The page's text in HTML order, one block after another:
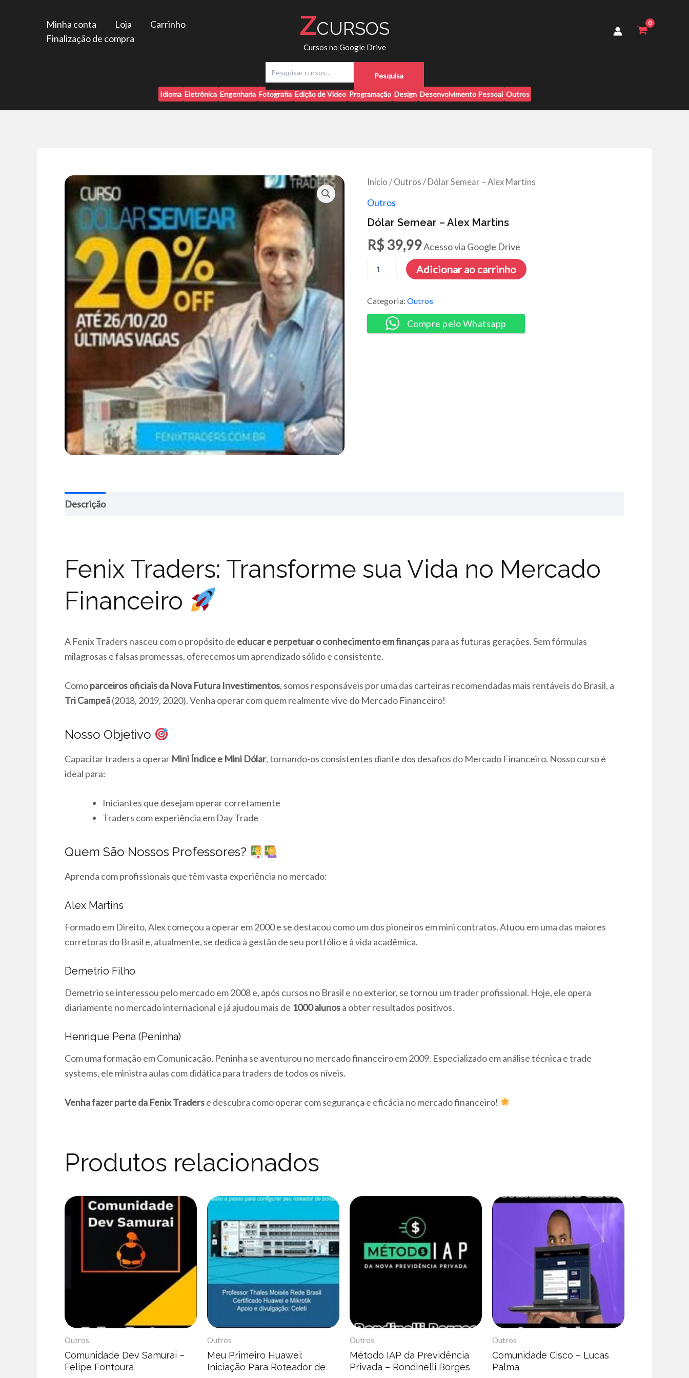
Minha conta Loja
Carrinho
Finalização de compra
ZCURSOS
Cursos no Google Drive
q
Pesquisa
Idioma Eletrônica Engenharia Fotografia Edição de Vídeo Programação Design Desenvolvimento Pessoal Outros
Início / Outros / Dólar Semear – Alex Martins
Outros
Dólar Semear – Alex Martins
R$39,99Acesso via Google Drive
Semear
Martins
quantidade
Adicionar ao carrinho
Categoria: Outros
Compre pelo Whatsapp
Descrição
Fenix Traders: Transforme sua Vida no Mercado
Financeiro
A Fenix Traders nasceu com o propósito de educar e perpetuar o conhecimento em finançaspara as futuras gerações. Sem fórmulas
milagrosas e falsas promessas, oferecemos um aprendizado sólido e consistente.
Comoparceiros oficiais da Nova Futura Investimentos, somos responsáveis por uma das carteiras recomendadas mais rentáveis do Brasil, a
Tri Campeã(2018, 2019, 2020). Venha operar com quem realmente vive do Mercado Financeiro!
Nosso Objetivo
Capacitar traders a operar Mini Índice e Mini Dólar, tornando-os consistentes diante dos desafios do Mercado Financeiro. Nosso curso é
ideal para:
Iniciantes que desejam operar corretamente
Traders com experiência em Day Trade
Quem São Nossos Professores?
Aprenda com profissionais que têm vasta experiência no mercado:
Alex Martins
Formado em Direito, Alex começou a operar em 2000 e se destacou como um dos pioneiros em mini contratos. Atuou em uma das maiores
corretoras do Brasil e, atualmente, se dedica à gestão de seu portfólio e à vida acadêmica.
Demetrio Filho
Demetrio se interessou pelo mercado em 2008 e, após cursos no Brasil e no exterior, se tornou um trader profissional. Hoje, ele opera
diariamente no mercado internacional e já ajudou mais de 1000 alunosa obter resultados positivos.
Henrique Pena (Peninha)
Com uma formação em Comunicação, Peninha se aventurou no mercado financeiro em 2009. Especializado em análise técnica e trade
systems, ele ministra aulas com didática para traders de todos os níveis.
Venha fazer parte da Fenix Traderse descubra como operar com segurança e eficácia no mercado financeiro!
Produtos relacionados
Outros
Comunidade Dev Samurai –
Felipe Fontoura
Outros
Meu Primeiro Huawei:
Iniciação Para Roteador de
Outros
Método IAP da Previdência
Privada – Rondinelli Borges
Outros
Comunidade Cisco – Lucas
Palma